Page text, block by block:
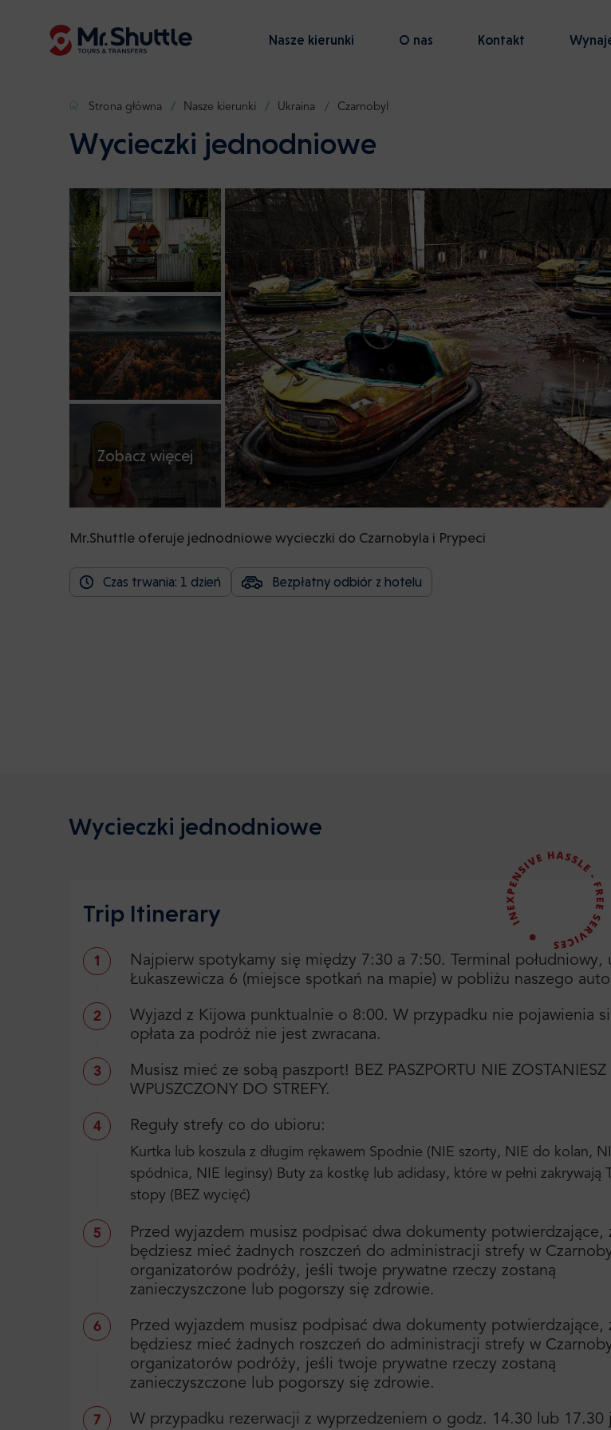
Nasze kierunki O nas Kontakt
Strona główna Nasze kierunki Ukraina Czarnobyl
Wycieczki jednodniowe
Zobacz więcej
Mr.Shuttle oferuje jednodniowe wycieczki do Czarnobyla i Prypeci
Czas trwania: 1 dzień Bezpłatny odbiór z hotelu
Wycieczki jednodniowe
Trip Itinerary
1
Najpierw spotykamy się między 7:30 a 7:50. Terminal południowy,
Łukaszewicza 6 (miejsce spotkań na mapie) w pobliżu naszego
2
Wyjazd z Kijowa punktualnie o 8:00. W przypadku nie pojawienia
opłata za podróż nie jest zwracana.
3
Musisz mieć ze sobą paszport! BEZ PASZPORTU NIE ZOSTANIESZ
WPUSZCZONY DO STREFY.
4 Reguły strefy co do ubioru:
Kurtka lub koszula z długim rękawem Spodnie (NIE szorty, NIE do kolan,
spódnica, NIE leginsy) Buty za kostkę lub adidasy, które w pełni zakrywają
stopy (BEZ wycięć)
5
Przed wyjazdem musisz podpisać dwa dokumenty potwierdzające,
będziesz mieć żadnych roszczeń do administracji strefy w
organizatorów podróży, jeśli twoje prywatne rzeczy zostaną
zanieczyszczone lub pogorszy się zdrowie.
6
Przed wyjazdem musisz podpisać dwa dokumenty potwierdzające,
będziesz mieć żadnych roszczeń do administracji strefy w
organizatorów podróży, jeśli twoje prywatne rzeczy zostaną
zanieczyszczone lub pogorszy się zdrowie.
7
W przypadku rezerwacji z wyprzedzeniem o godz. 14.30 lub 17.30